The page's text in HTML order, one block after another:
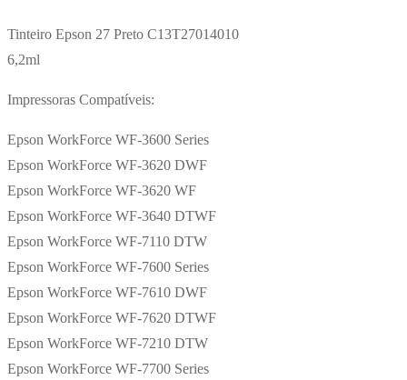
Tinteiro Epson 27 Preto C13T27014010
6,2ml
Impressoras Compatíveis:
Epson WorkForce WF-3600 Series
Epson WorkForce WF-3620 DWF
Epson WorkForce WF-3620 WF
Epson WorkForce WF-3640 DTWF
Epson WorkForce WF-7110 DTW
Epson WorkForce WF-7600 Series
Epson WorkForce WF-7610 DWF
Epson WorkForce WF-7620 DTWF
Epson WorkForce WF-7210 DTW
Epson WorkForce WF-7700 Series